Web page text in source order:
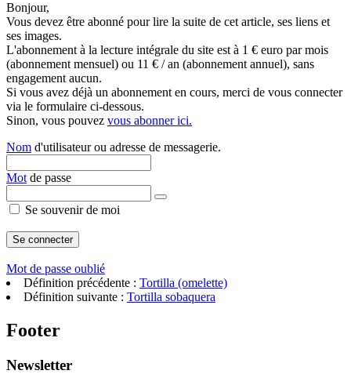
Bonjour,
Vous devez être abonné pour lire la suite de cet article, ses liens et
ses images.
L'abonnement à la lecture intégrale du site est à 1 € euro par mois
(abonnement mensuel) ou 11 € / an (abonnement annuel), sans
engagement aucun.
Si vous avez déjà un abonnement en cours, merci de vous connecter
via le formulaire ci-dessous.
Sinon, vous pouvez vous abonner ici.
Nom d'utilisateur ou adresse de messagerie.
Mot de passe
Se souvenir de moi
Mot de passe oublié
Définition précédente : Tortilla (omelette)
Définition suivante : Tortilla sobaquera
Footer
Newsletter